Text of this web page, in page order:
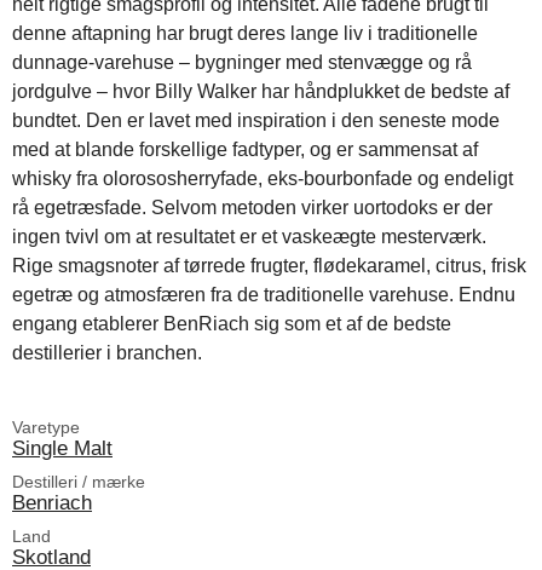
helt rigtige smagsprofil og intensitet. Alle fadene brugt til
denne aftapning har brugt deres lange liv i traditionelle
dunnage-varehuse – bygninger med stenvægge og rå
jordgulve – hvor Billy Walker har håndplukket de bedste af
bundtet. Den er lavet med inspiration i den seneste mode
med at blande forskellige fadtyper, og er sammensat af
whisky fra olorososherryfade, eks-bourbonfade og endeligt
rå egetræsfade. Selvom metoden virker uortodoks er der
ingen tvivl om at resultatet er et vaskeægte mesterværk.
Rige smagsnoter af tørrede frugter, flødekaramel, citrus, frisk
egetræ og atmosfæren fra de traditionelle varehuse. Endnu
engang etablerer BenRiach sig som et af de bedste
destillerier i branchen.
Varetype
Single Malt
Destilleri / mærke
Benriach
Land
Skotland